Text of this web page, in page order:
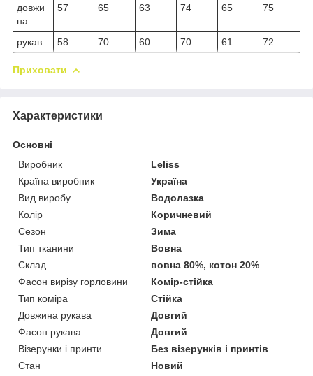
довжи
на
57 65 63 74 65 75
рукав 58 70 60 70 61 72
Приховати
Характеристики
Основні
Виробник
Leliss
Країна виробник
Україна
Вид виробу
Водолазка
Колір
Коричневий
Сезон
Зима
Тип тканини
Вовна
Склад
вовна 80%, котон 20%
Фасон вирізу горловини
Комір-стійка
Тип коміра
Стійка
Довжина рукава
Довгий
Фасон рукава
Довгий
Візерунки і принти
Без візерунків і принтів
Стан
Новий